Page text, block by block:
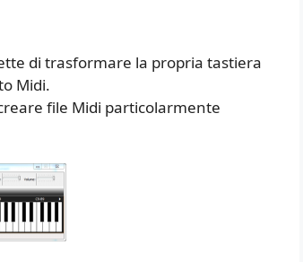
di trasformare la propria tastiera
Midi.
file Midi particolarmente